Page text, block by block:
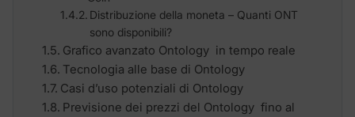
Distribuzione della moneta – Quanti ONT
sono disponibili?
Grafico avanzato Ontology in tempo reale
Tecnologia alle base di Ontology
Casi d’uso potenziali di Ontology
Previsione dei prezzi del Ontology fino al